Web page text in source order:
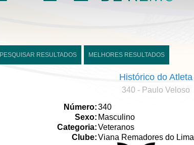
PESQUISAR RESULTADOS MELHORES RESULTADOS
Histórico do Atleta
340 - Paulo Veloso
Número:340
Sexo: Masculino
Categoria:Veteranos
Clube:Viana Remadores do Lima